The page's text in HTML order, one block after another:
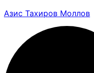
Азис Тахиров Моллов